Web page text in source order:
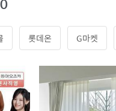
롯데온 G마켓